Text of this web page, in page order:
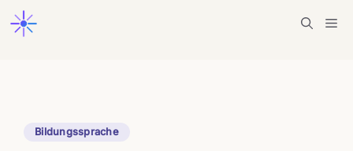
Zum
Inhalt
Bildungssprache